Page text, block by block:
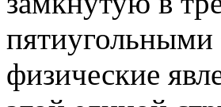
физические